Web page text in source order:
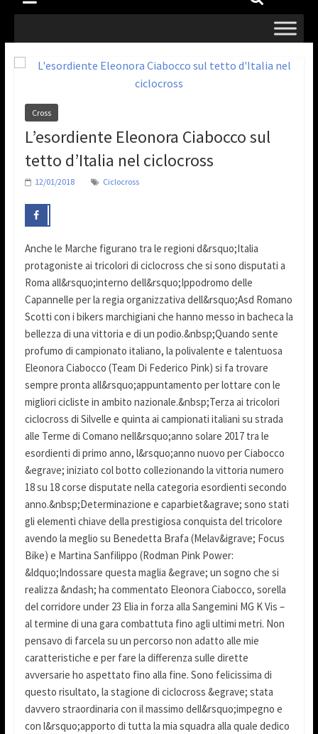
Cross
L’esordiente Eleonora Ciabocco sul
tetto d’Italia nel ciclocross
12/01/2018 Ciclocross
Anche le Marche figurano tra le regioni d&rsquo;Italia
protagoniste ai tricolori di ciclocross che si sono disputati a
Roma all&rsquo;interno dell&rsquo;Ippodromo delle
Capannelle per la regia organizzativa dell&rsquo;Asd Romano
Scotti con i bikers marchigiani che hanno messo in bacheca la
bellezza di una vittoria e di un podio.&nbsp;Quando sente
profumo di campionato italiano, la polivalente e talentuosa
Eleonora Ciabocco (Team Di Federico Pink) si fa trovare
sempre pronta all&rsquo;appuntamento per lottare con le
migliori cicliste in ambito nazionale.&nbsp;Terza ai tricolori
ciclocross di Silvelle e quinta ai campionati italiani su strada
alle Terme di Comano nell&rsquo;anno solare 2017 tra le
esordienti di primo anno, l&rsquo;anno nuovo per Ciabocco
&egrave; iniziato col botto collezionando la vittoria numero
18 su 18 corse disputate nella categoria esordienti secondo
anno.&nbsp;Determinazione e caparbiet&agrave; sono stati
gli elementi chiave della prestigiosa conquista del tricolore
avendo la meglio su Benedetta Brafa (Melav&igrave; Focus
Bike) e Martina Sanfilippo (Rodman Pink Power:
&ldquo;Indossare questa maglia &egrave; un sogno che si
realizza &ndash; ha commentato Eleonora Ciabocco, sorella
del corridore under 23 Elia in forza alla Sangemini MG K Vis –
al termine di una gara combattuta fino agli ultimi metri. Non
pensavo di farcela su un percorso non adatto alle mie
caratteristiche e per fare la differenza sulle dirette
avversarie ho aspettato fino alla fine. Sono felicissima di
questo risultato, la stagione di ciclocross &egrave; stata
davvero straordinaria con il massimo dell&rsquo;impegno e
con l&rsquo;apporto di tutta la mia squadra alla quale dedico